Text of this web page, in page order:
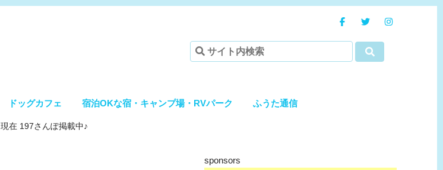
ドッグカフェ 宿泊OKな宿・キャンプ場・RVパーク ふうた通信
現在 197さんぽ掲載中♪
sponsors